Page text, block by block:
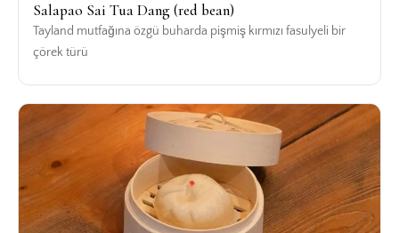
Salapao Sai Tua Dang (red bean)
Tayland mutfağına özgü buharda pişmiş kırmızı fasulyeli bir
çörek türü